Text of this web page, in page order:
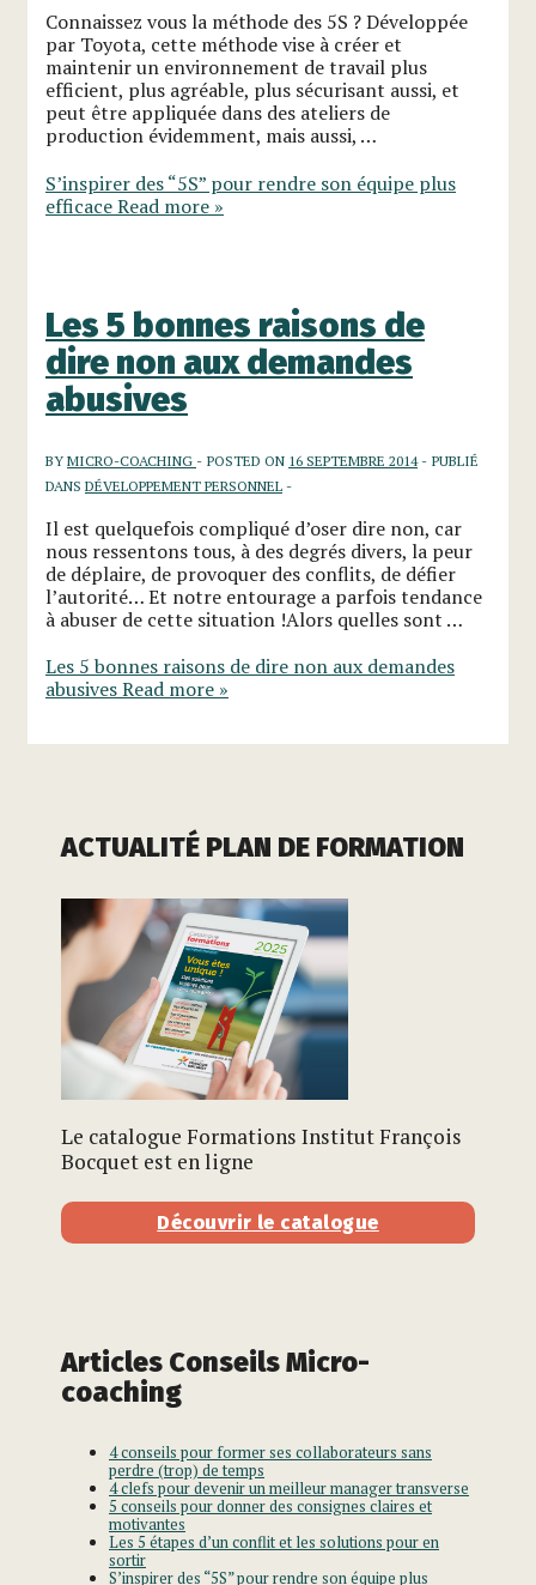
Connaissez vous la méthode des 5S ? Développée
par Toyota, cette méthode vise à créer et
maintenir un environnement de travail plus
efficient, plus agréable, plus sécurisant aussi, et
peut être appliquée dans des ateliers de
production évidemment, mais aussi, …
S’inspirer des “5S” pour rendre son équipe plus
efficaceRead more »
Les 5 bonnes raisons de
dire non aux demandes
abusives
BY MICRO-COACHING POSTED ON 16 SEPTEMBRE 2014
PUBLIÉ
DANS DÉVELOPPEMENT PERSONNEL
Il est quelquefois compliqué d’oser dire non, car
nous ressentons tous, à des degrés divers, la peur
de déplaire, de provoquer des conflits, de défier
l’autorité… Et notre entourage a parfois tendance
à abuser de cette situation !Alors quelles sont …
Les 5 bonnes raisons de dire non aux demandes
abusivesRead more »
ACTUALITÉ PLAN DE FORMATION
Le catalogue Formations Institut François
Bocquet est en ligne
Découvrir le catalogue
Articles Conseils Micro-
coaching
4 conseils pour former ses collaborateurs sans
perdre (trop) de temps
4 clefs pour devenir un meilleur manager transverse
5 conseils pour donner des consignes claires et
motivantes
Les 5 étapes d’un conflit et les solutions pour en
sortir
S’inspirer des “5S” pour rendre son équipe plus